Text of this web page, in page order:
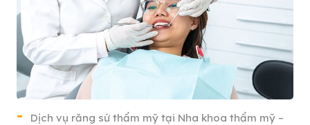
Dịch vụ răng sứ thẩm mỹ tại Nha khoa thẩm mỹ –